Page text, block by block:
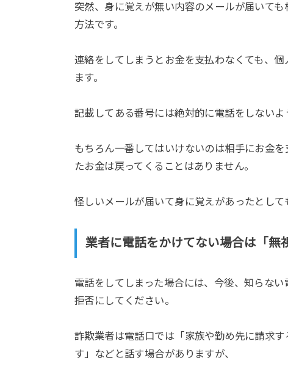
突然、身に覚えが無い内容のメールが届いて
方法です。
連絡をしてしまうとお金を支払わなくても、
ます。
記載してある番号には絶対的に電話をしないよ
もちろん一番してはいけないのは相手にお金
たお金は戻ってくることはありません。
怪しいメールが届いて身に覚えがあったとし
業者に電話をかけてない場合は「無
電話をしてしまった場合には、今後、知らな
拒否にしてください。
詐欺業者は電話口では「家族や勤め先に請求
す」などと話す場合がありますが、